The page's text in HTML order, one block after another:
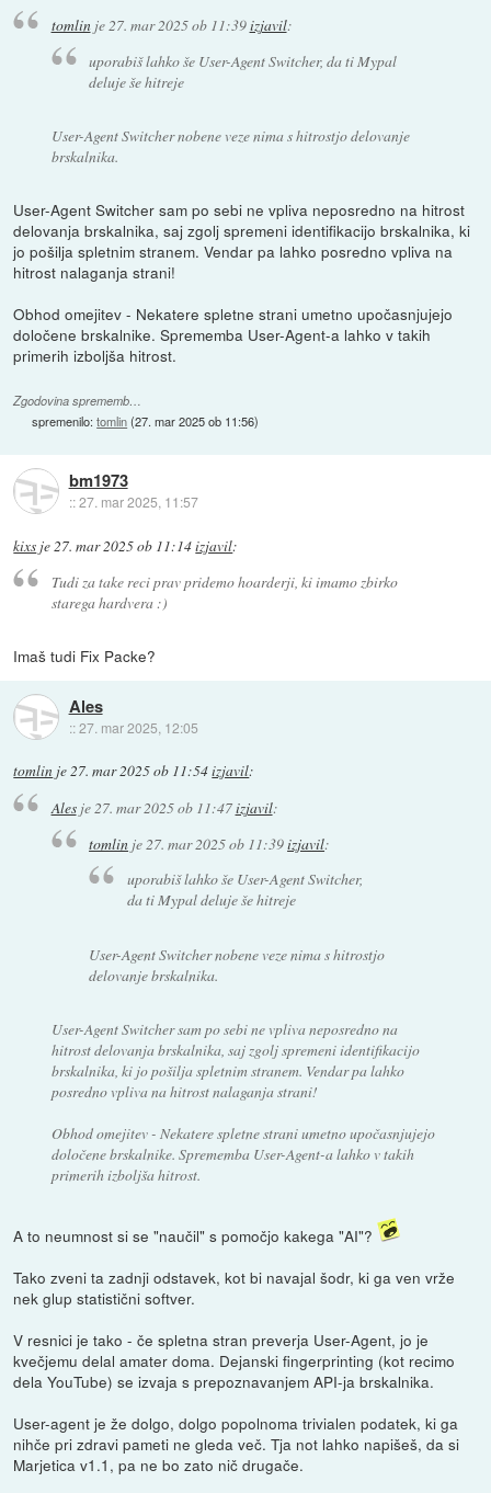
tomlinje27. mar 2025 ob 11:39izjavil:
uporabiš lahko še User-Agent Switcher, da ti Mypal
deluje še hitreje
User-Agent Switcher nobene veze nima s hitrostjo delovanje
brskalnika.
User-Agent Switcher sam po sebi ne vpliva neposredno na hitrost
delovanja brskalnika, saj zgolj spremeni identifikacijo brskalnika, ki
jo pošilja spletnim stranem. Vendar pa lahko posredno vpliva na
hitrost nalaganja strani!
Obhod omejitev - Nekatere spletne strani umetno upočasnjujejo
določene brskalnike. Sprememba User-Agent-a lahko v takih
primerih izboljša hitrost.
Zgodovina sprememb…
spremenilo:tomlin(27. mar 2025 ob 11:56)
bm1973
::27. mar 2025, 11:57
kixs je27. mar 2025 ob 11:14izjavil:
Tudi za take reci prav pridemo hoarderji, ki imamo zbirko
starega hardvera :)
Imaš tudi Fix Packe?
Ales
::27. mar 2025, 12:05
tomlin je27. mar 2025 ob 11:54izjavil:
Alesje27. mar 2025 ob 11:47izjavil:
tomlin je 27. mar 2025 ob 11:39izjavil:
uporabiš lahko še User-Agent Switcher,
da ti Mypal deluje še hitreje
User-Agent Switcher nobene veze nima s hitrostjo
delovanje brskalnika.
User-Agent Switcher sam po sebi ne vpliva neposredno na
hitrost delovanja brskalnika, saj zgolj spremeni identifikacijo
brskalnika, ki jo pošilja spletnim stranem. Vendar pa lahko
posredno vpliva na hitrost nalaganja strani!
Obhod omejitev - Nekatere spletne strani umetno upočasnjujejo
določene brskalnike. Sprememba User-Agent-a lahko v takih
primerih izboljša hitrost.
A to neumnost si se "naučil" s pomočjo kakega "AI"?
Tako zveni ta zadnji odstavek, kot bi navajal šodr, ki ga ven vrže
nek glup statistični softver.
V resnici je tako - če spletna stran preverja User-Agent, jo je
kvečjemu delal amater doma. Dejanski fingerprinting (kot recimo
dela YouTube) se izvaja s prepoznavanjem API-ja brskalnika.
User-agent je že dolgo, dolgo popolnoma trivialen podatek, ki ga
nihče pri zdravi pameti ne gleda več. Tja not lahko napišeš, da si
Marjetica v1.1, pa ne bo zato nič drugače.